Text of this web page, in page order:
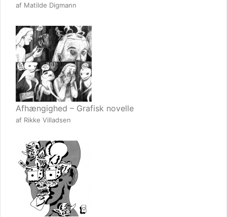
af Matilde Digmann
Afhængighed – Grafisk novelle
af Rikke Villadsen